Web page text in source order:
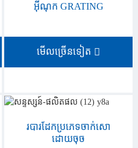
អ៊ីណុក GRATING
មើលច្រើនទៀត
របារដែកប្រភេទចាក់សោ
ដោយចុច